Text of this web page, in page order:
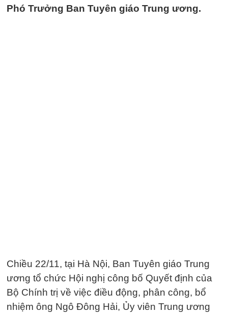
Phó Trưởng Ban Tuyên giáo Trung ương.
Chiều 22/11, tại Hà Nội, Ban Tuyên giáo Trung
ương tổ chức Hội nghị công bố Quyết định của
Bộ Chính trị về việc điều động, phân công, bổ
nhiệm ông Ngô Đông Hải, Ủy viên Trung ương